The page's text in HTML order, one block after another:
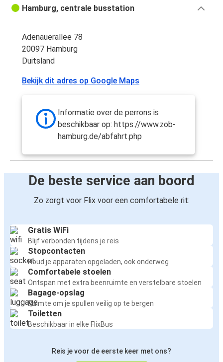
Hamburg, centrale busstation
Adenauerallee 78
20097 Hamburg
Duitsland
Bekijk dit adres op Google Maps
Informatie over de perrons is
beschikbaar op: https://www.zob-
hamburg.de/abfahrt.php
De beste service aan boord
Zo zorgt voor Flix voor een comfortabele rit:
Gratis WiFi
Blijf verbonden tijdens je reis
Stopcontacten
Houd je apparaten opgeladen, ook onderweg
Comfortabele stoelen
Ontspan met extra beenruimte en verstelbare stoelen
Bagage-opslag
Ruimte om je spullen veilig op te bergen
Toiletten
Beschikbaar in elke FlixBus
Reis je voor de eerste keer met ons?